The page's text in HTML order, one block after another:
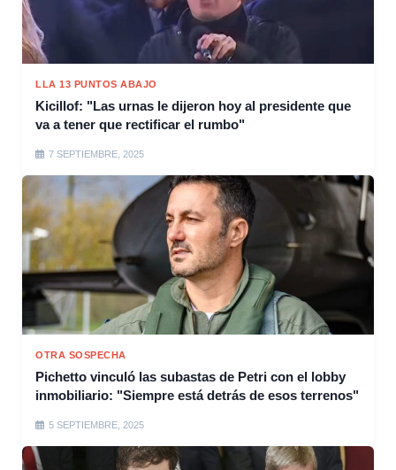
LLA 13 PUNTOS ABAJO
Kicillof: "Las urnas le dijeron hoy al presidente que
va a tener que rectificar el rumbo"
7 SEPTIEMBRE, 2025
OTRA SOSPECHA
Pichetto vinculó las subastas de Petri con el lobby
inmobiliario: "Siempre está detrás de esos terrenos"
5 SEPTIEMBRE, 2025